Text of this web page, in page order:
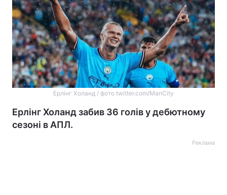
Ерлінг Холанд / фото twitter.com/ManCity
Ерлінг Холанд забив 36 голів у дебютному
сезоні в АПЛ.
Реклама